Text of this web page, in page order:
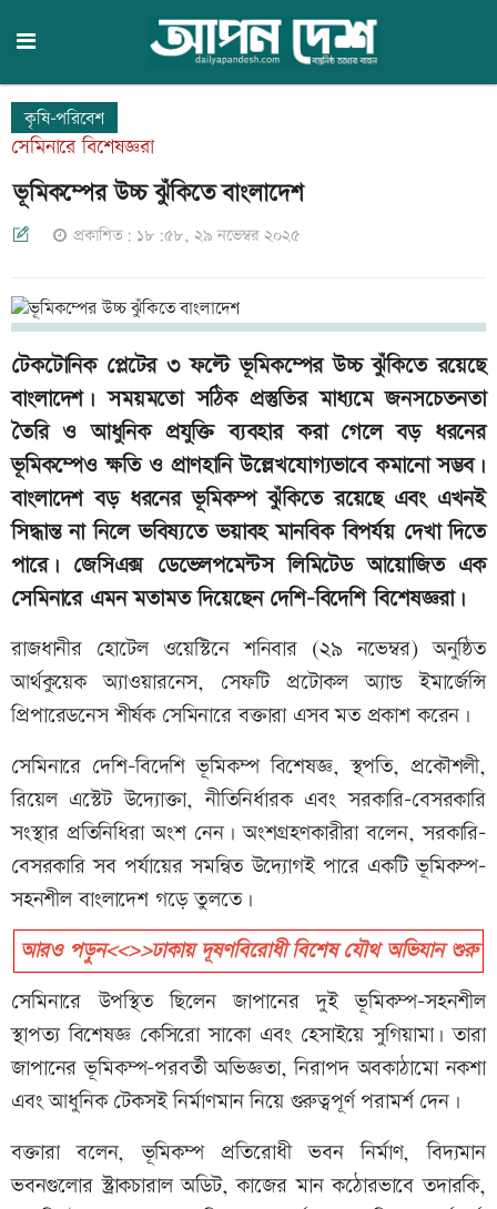
কৃষি-পরিবেশ
সেমিনারে বিশেষজ্ঞরা
ভূমিকম্পের উচ্চ ঝুঁকিতে বাংলাদেশ
প্রকাশিত: ১৮:৫৮, ২৯ নভেম্বর ২০২৫
টেকটোনিক প্লেটের ৩ ফল্টে ভূমিকম্পের উচ্চ ঝুঁকিতে রয়েছে
বাংলাদেশ। সময়মতো সঠিক প্রস্তুতির মাধ্যমে জনসচেতনতা
তৈরি ও আধুনিক প্রযুক্তি ব্যবহার করা গেলে বড় ধরনের
ভূমিকম্পেও ক্ষতি ও প্রাণহানি উল্লেখযোগ্যভাবে কমানো সম্ভব।
বাংলাদেশ বড় ধরনের ভূমিকম্প ঝুঁকিতে রয়েছে এবং এখনই
সিদ্ধান্ত না নিলে ভবিষ্যতে ভয়াবহ মানবিক বিপর্যয় দেখা দিতে
পারে। জেসিএক্স ডেভেলপমেন্টস লিমিটেড আয়োজিত এক
সেমিনারে এমন মতামত দিয়েছেন দেশি–বিদেশি বিশেষজ্ঞরা।
রাজধানীর হোটেল ওয়েস্টিনে শনিবার (২৯ নভেম্বর) অনুষ্ঠিত
আর্থকুয়েক অ্যাওয়ারনেস, সেফটি প্রটোকল অ্যান্ড ইমার্জেন্সি
প্রিপারেডনেস শীর্ষক সেমিনারে বক্তারা এসব মত প্রকাশ করেন।
সেমিনারে দেশি–বিদেশি ভূমিকম্প বিশেষজ্ঞ, স্থপতি, প্রকৌশলী,
রিয়েল এস্টেট উদ্যোক্তা, নীতিনির্ধারক এবং সরকারি-বেসরকারি
সংস্থার প্রতিনিধিরা অংশ নেন। অংশগ্রহণকারীরা বলেন, সরকারি-
বেসরকারি সব পর্যায়ের সমন্বিত উদ্যোগই পারে একটি ভূমিকম্প-
সহনশীল বাংলাদেশ গড়ে তুলতে।
আরও পড়ুন<<>>ঢাকায় দূষণবিরোধী বিশেষ যৌথ অভিযান শুরু
সেমিনারে উপস্থিত ছিলেন জাপানের দুই ভূমিকম্প-সহনশীল
স্থাপত্য বিশেষজ্ঞ কেসিরো সাকো এবং হেসাইয়ে সুগিয়ামা। তারা
জাপানের ভূমিকম্প-পরবর্তী অভিজ্ঞতা, নিরাপদ অবকাঠামো নকশা
এবং আধুনিক টেকসই নির্মাণমান নিয়ে গুরুত্বপূর্ণ পরামর্শ দেন।
বক্তারা বলেন, ভূমিকম্প প্রতিরোধী ভবন নির্মাণ, বিদ্যমান
ভবনগুলোর স্ট্রাকচারাল অডিট, কাজের মান কঠোরভাবে তদারকি,